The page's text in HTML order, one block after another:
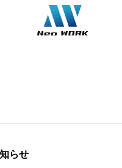
らせ